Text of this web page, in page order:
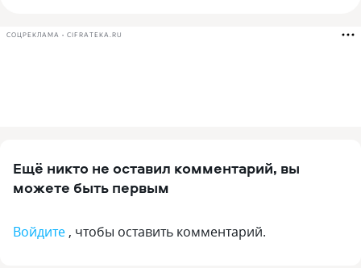
СОЦРЕКЛАМА • CIFRATEKA.RU
Ещё никто не оставил комментарий, вы
можете быть первым
Войдите , чтобы оставить комментарий.